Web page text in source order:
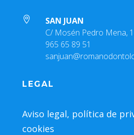

SAN JUAN
C/ Mosén Pedro Mena,
965 65 89 51
LEGAL
Aviso legal, política de
cookies